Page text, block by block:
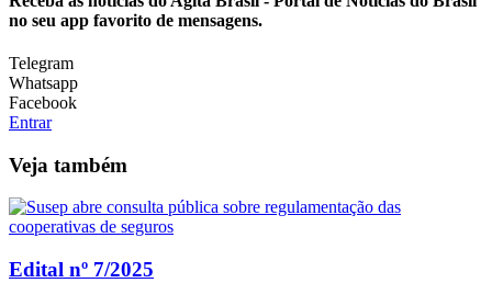
no seu app favorito de mensagens.
Telegram
Whatsapp
Facebook
Entrar
Veja também
Edital nº 7/2025